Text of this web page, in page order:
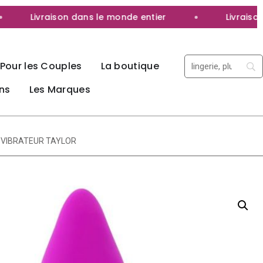
Livraison dans le monde entier Livraison
Pour les Couples
La boutique
Les Marques
TAYLOR